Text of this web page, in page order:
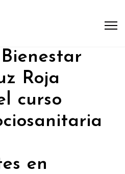
Roja
curso
en